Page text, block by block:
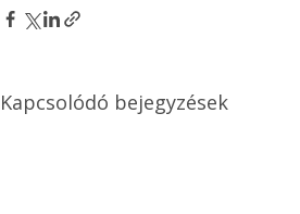
Kapcsolódó bejegyzések